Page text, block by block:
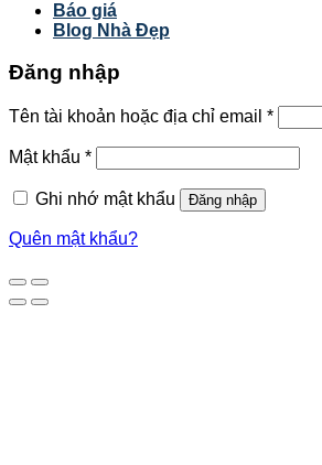
Báo giá
Blog Nhà Đẹp
Đăng nhập
Tên tài khoản hoặc địa chỉ email *
Mật khẩu *
Ghi nhớ mật khẩu Đăng nhập
Quên mật khẩu?